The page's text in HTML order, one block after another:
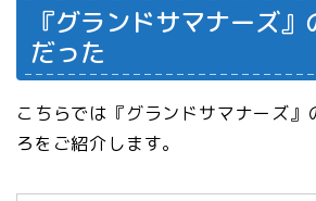
『グランドサマナーズ
だった
こちらでは『グランドサマナーズ』
ろをご紹介します。